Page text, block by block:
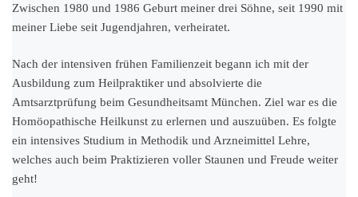
Zwischen 1980 und 1986 Geburt meiner drei Söhne, seit 1990 mit
meiner Liebe seit Jugendjahren, verheiratet.
Nach der intensiven frühen Familienzeit begann ich mit der
Ausbildung zum Heilpraktiker und absolvierte die
Amtsarztprüfung beim Gesundheitsamt München. Ziel war es die
Homöopathische Heilkunst zu erlernen und auszuüben. Es folgte
ein intensives Studium in Methodik und Arzneimittel Lehre,
welches auch beim Praktizieren voller Staunen und Freude weiter
geht!